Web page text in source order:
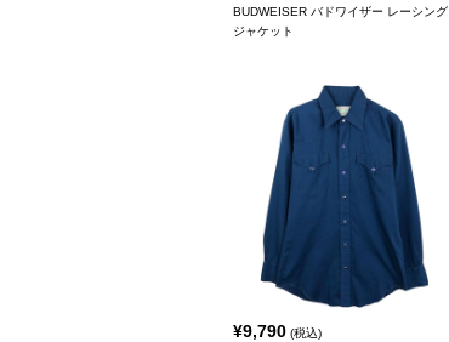
BUDWEISER バドワイザー レーシング
ジャケット
¥9,790 (税込)